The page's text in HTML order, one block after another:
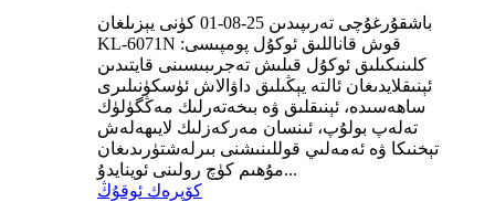
باشقۇرغۇچى تەرىپىدىن 25-08-01 كۈنى يېزىلغان
KL-6071N قوش قاناللىق ئوكۇل پومپىسى:
كلىنىكىلىق ئوكۇل قىلىش تەجرىبىسىنى قايتىدىن
ئېنىقلايدىغان ئالتە يېڭىلىق داۋالاش ئۈسكۈنىلىرى
ساھەسىدە، ئېنىقلىق ۋە بىخەتەرلىك مەڭگۈلۈك
تەلەپ بولۇپ، ئىنسان مەركەزلىك لايىھەلەش
تېخنىكا ۋە ئەمەلىي قوللىنىشنى بىرلەشتۈرىدىغان
مۇھىم كۈچ رولىنى ئوينايدۇ...
كۆپرەك ئوقۇڭ